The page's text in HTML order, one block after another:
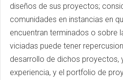
diseños de sus proyectos;
comunidades en instancias en
encuentran terminados o sobre
viciadas puede tener
desarrollo de dichos proyectos,
experiencia, y el portfolio de